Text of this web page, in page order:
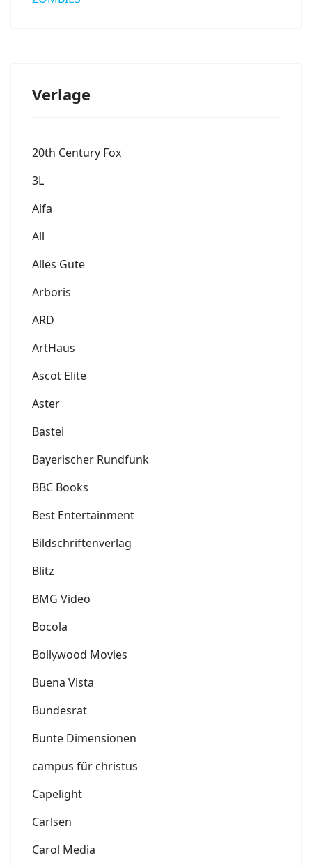
Verlage
20th Century Fox
3L
Alfa
All
Alles Gute
Arboris
ARD
ArtHaus
Ascot Elite
Aster
Bastei
Bayerischer Rundfunk
BBC Books
Best Entertainment
Bildschriftenverlag
Blitz
BMG Video
Bocola
Bollywood Movies
Buena Vista
Bundesrat
Bunte Dimensionen
campus für christus
Capelight
Carlsen
Carol Media